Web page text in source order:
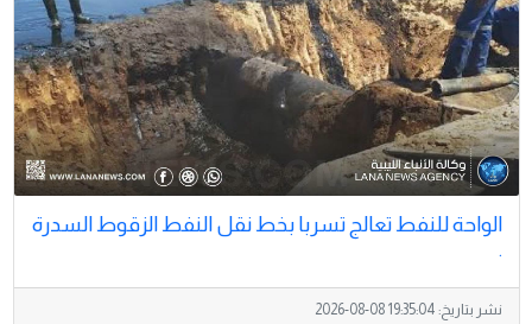
الواحة للنفط تعالج تسربا بخط نقل النفط الزقوط السدرة
.
نشر بتاريخ: 2026-08-08 19:35:04